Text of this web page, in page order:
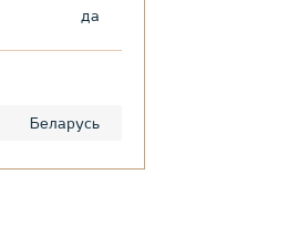
да
Беларусь